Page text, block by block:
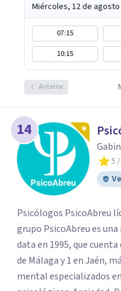
Miércoles, 12 de agosto
07:15
10:15
Anterior
14
5
Psicólogos PsicoAbreu
grupo PsicoAbreu es
data en 1995, que
de Málaga y 1 en Jaén,
mental especializados